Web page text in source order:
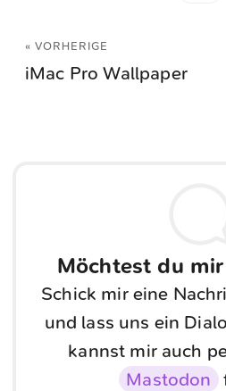
« VORHERIGE
iMac Pro Wallpaper
Möchtest du
Schick mir eine
und lass uns ein
kannst mir auch
Mastodon